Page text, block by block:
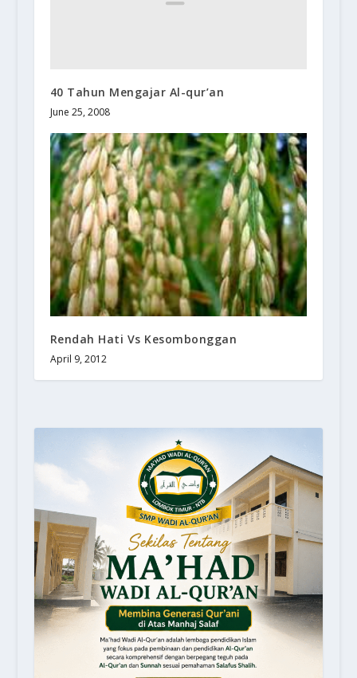
40 Tahun Mengajar Al-qur’an
June 25, 2008
Rendah Hati Vs Kesombonggan
April 9, 2012